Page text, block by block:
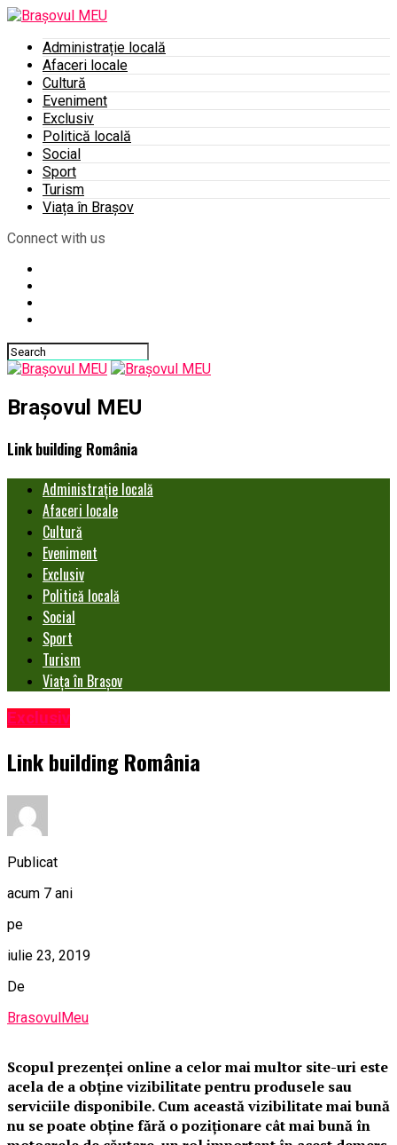
Administrație locală
Afaceri locale
Cultură
Eveniment
Exclusiv
Politică locală
Social
Sport
Turism
Viața în Brașov
Connect with us
Brașovul MEU
Link building România
Administrație locală
Afaceri locale
Cultură
Eveniment
Exclusiv
Politică locală
Social
Sport
Turism
Viața în Brașov
Exclusiv
Link building România
Publicat
acum 7 ani
pe
iulie 23, 2019
De
BrasovulMeu
Scopul prezenței online a celor mai multor site-uri este
acela de a obține vizibilitate pentru produsele sau
serviciile disponibile. Cum această vizibilitate mai bună
nu se poate obține fără o poziționare cât mai bună în